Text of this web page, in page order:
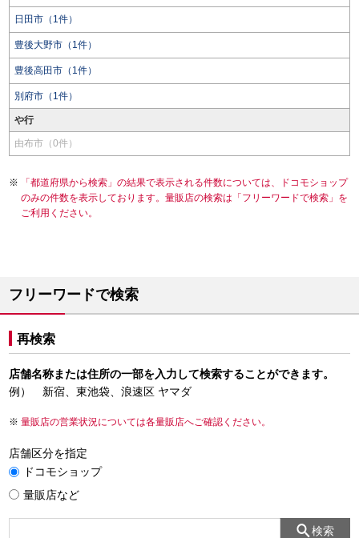
日田市（1件）
豊後大野市（1件）
豊後高田市（1件）
別府市（1件）
や行
由布市（0件）
「都道府県から検索」の結果で表示される件数については、ドコモショップ
のみの件数を表示しております。量販店の検索は「フリーワードで検索」を
ご利用ください。
フリーワードで検索
再検索
店舗名称または住所の一部を入力して検索することができます。
例） 新宿、東池袋、浪速区 ヤマダ
量販店の営業状況については各量販店へご確認ください。
店舗区分を指定
ドコモショップ
量販店など
検索